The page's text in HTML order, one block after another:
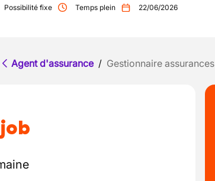
Possibilité fixe Temps plein
22/06/2026
Agent d'assurance / Gestionnaire assurances